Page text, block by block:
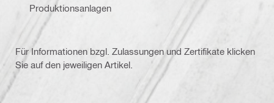
Produktionsanlagen
Für Informationen bzgl. Zulassungen und Zertifikate klicken
Sie auf den jeweiligen Artikel.